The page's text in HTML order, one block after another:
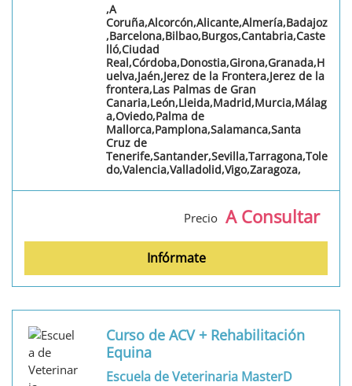
,A
Coruña,Alcorcón,Alicante,Almería,Badajoz
,Barcelona,Bilbao,Burgos,Cantabria,Caste
lló,Ciudad
Real,Córdoba,Donostia,Girona,Granada,H
uelva,Jaén,Jerez de la Frontera,Jerez de la
frontera,Las Palmas de Gran
Canaria,León,Lleida,Madrid,Murcia,Málag
a,Oviedo,Palma de
Mallorca,Pamplona,Salamanca,Santa
Cruz de
Tenerife,Santander,Sevilla,Tarragona,Tole
do,Valencia,Valladolid,Vigo,Zaragoza,
Precio A Consultar
Infórmate
Curso de ACV + Rehabilitación
Equina
Escuela de Veterinaria MasterD